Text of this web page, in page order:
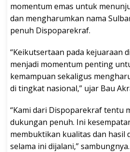
momentum emas untuk
dan mengharumkan nama
penuh Dispoparekraf.
“Keikutsertaan pada kejuaraan
menjadi momentum penting
kemampuan sekaligus
di tingkat nasional,” ujar Bau
“Kami dari Dispoparekraf tentu
dukungan penuh. Ini
membuktikan kualitas dan hasil
selama ini dijalani,” sambungnya.